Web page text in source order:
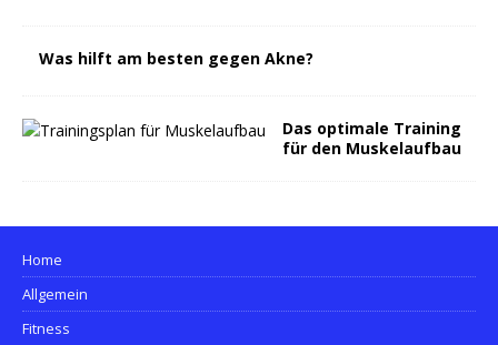
Was hilft am besten gegen Akne?
Das optimale Training
für den Muskelaufbau
Home
Allgemein
Fitness